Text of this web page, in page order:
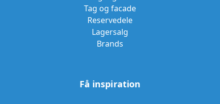
Tag og facade
Reservedele
Lagersalg
Brands
Få inspiration